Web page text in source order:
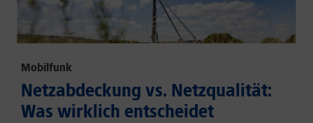
Mobilfunk
Netzabdeckung vs. Netzqualität:
Was wirklich entscheidet